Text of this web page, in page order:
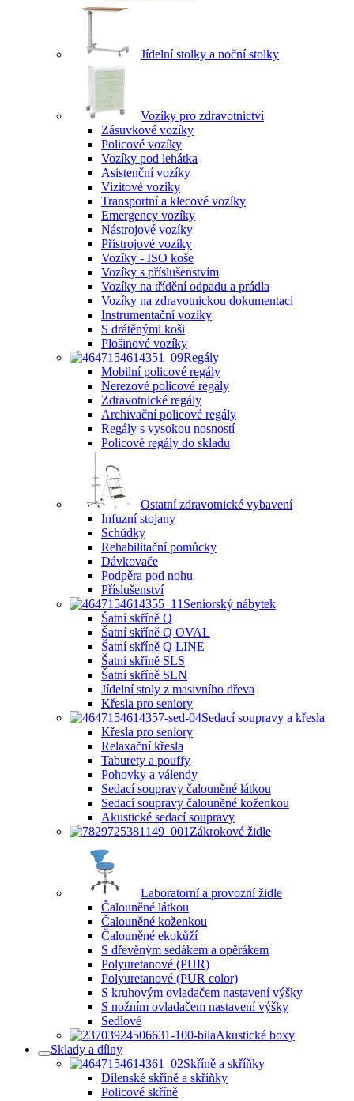
Jídelní stolky a noční stolky
Vozíky pro zdravotnictví
Zásuvkové vozíky
Policové vozíky
Vozíky pod lehátka
Asistenční vozíky
Vizitové vozíky
Transportní a klecové vozíky
Emergency vozíky
Nástrojové vozíky
Přístrojové vozíky
Vozíky - ISO koše
Vozíky s příslušenstvím
Vozíky na třídění odpadu a prádla
Vozíky na zdravotnickou dokumentaci
Instrumentační vozíky
S drátěnými koši
Plošinové vozíky
Regály
Mobilní policové regály
Nerezové policové regály
Zdravotnické regály
Archivační policové regály
Regály s vysokou nosností
Policové regály do skladu
Ostatní zdravotnické vybavení
Infuzní stojany
Schůdky
Rehabilitační pomůcky
Dávkovače
Podpěra pod nohu
Příslušenství
Seniorský nábytek
Šatní skříně Q
Šatní skříně Q OVAL
Šatní skříně Q LINE
Šatní skříně SLS
Šatní skříně SLN
Jídelní stoly z masivního dřeva
Křesla pro seniory
Sedací soupravy a křesla
Křesla pro seniory
Relaxační křesla
Taburety a pouffy
Pohovky a válendy
Sedací soupravy čalouněné látkou
Sedací soupravy čalouněné koženkou
Akustické sedací soupravy
Zákrokové židle
Laboratorní a provozní židle
Čalouněné látkou
Čalouněné koženkou
Čalouněné ekokůží
S dřevěným sedákem a opěrákem
Polyuretanové (PUR)
Polyuretanové (PUR color)
S kruhovým ovladačem nastavení výšky
S nožním ovladačem nastavení výšky
Sedlové
Akustické boxy
Sklady a dílny
Skříně a skříňky
Dílenské skříně a skříňky
Policové skříně